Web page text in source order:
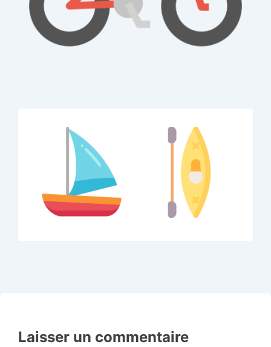
Laisser un commentaire